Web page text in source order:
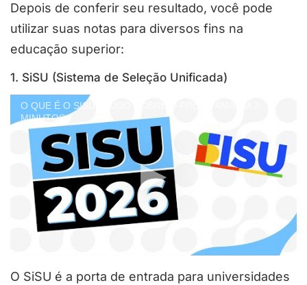
Depois de conferir seu resultado, você pode
utilizar suas notas para diversos fins na
educação superior:
1. SiSU (Sistema de Seleção Unificada)
O QUE É O SISU? TUDO SOBRE O PROGRAMA EM 2
MINUTOS
O SiSU é a porta de entrada para universidades